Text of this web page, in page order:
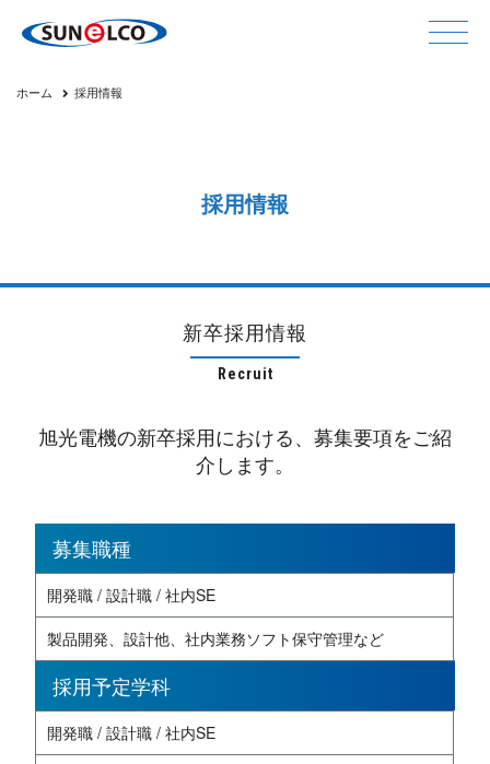
ホーム 採用情報
採用情報
新卒採用情報
Recruit
旭光電機の新卒採用における、募集要項をご紹
介します。
募集職種
開発職 / 設計職 / 社内SE
製品開発、設計他、社内業務ソフト保守管理など
採用予定学科
開発職 / 設計職 / 社内SE